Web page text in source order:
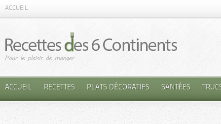
ACCUEIL
ACCUEIL RECETTES PLATS DÉCORATIFS SANTÉES